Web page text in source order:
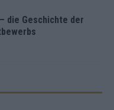
die Geschichte der